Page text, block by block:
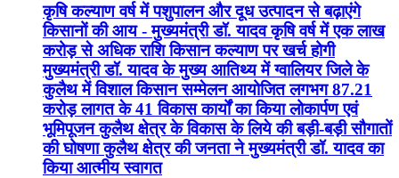
कृषि कल्याण वर्ष में पशुपालन और दूध उत्पादन से बढ़ाएंगे
किसानों की आय - मुख्यमंत्री डॉ. यादव कृषि वर्ष में एक लाख
करोड़ से अधिक राशि किसान कल्याण पर खर्च होगी
मुख्यमंत्री डॉ. यादव के मुख्य आतिथ्य में ग्वालियर जिले के
कुलैथ में विशाल किसान सम्मेलन आयोजित लगभग 87.21
करोड़ लागत के 41 विकास कार्यों का किया लोकार्पण एवं
भूमिपूजन कुलैथ क्षेत्र के विकास के लिये की बड़ी-बड़ी सौगातों
की घोषणा कुलैथ क्षेत्र की जनता ने मुख्यमंत्री डॉ. यादव का
किया आत्मीय स्वागत